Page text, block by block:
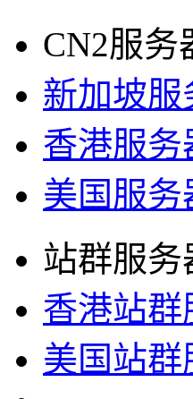
CN2服务
新加坡服
香港服务
美国服务
站群服务
香港站群
美国站群